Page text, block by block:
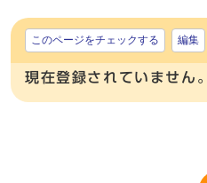
このページをチェックする 編集
現在登録されていません。